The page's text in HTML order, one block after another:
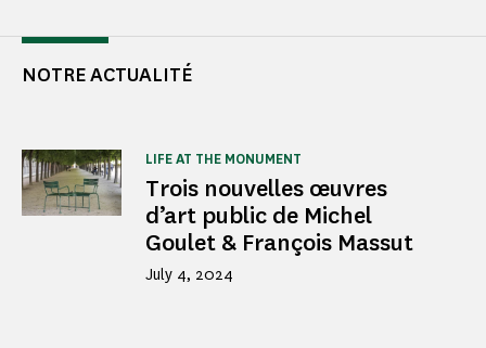
NOTRE ACTUALITÉ
Trois nouvelles œuvres
d’art public de Michel
Goulet & François Massut
LIFE AT THE MONUMENT
July 4, 2024